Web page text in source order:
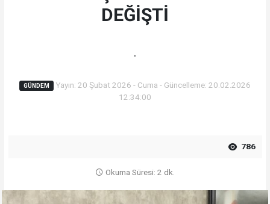
DEĞİŞTİ
.
GÜNDEM
Yayın: 20 Şubat 2026 - Cuma - Güncelleme: 20.02.2026
12:34:00
786
Okuma Süresi: 2 dk.